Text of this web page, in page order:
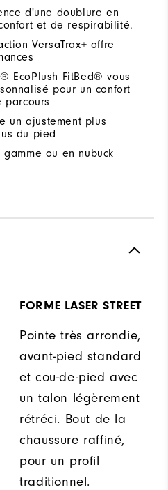
d'une doublure en
et de respirabilité.
VersaTrax+ offre
EcoPlush FitBed® vous
pour un confort
parcours
un ajustement plus
du pied
ou en nubuck
FORME LASER STREET
Pointe très arrondie,
avant-pied standard
et cou-de-pied avec
un talon légèrement
rétréci. Bout de la
chaussure raffiné,
pour un profil
traditionnel.